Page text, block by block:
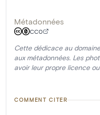
Métadonnées
CC0
Cette dédicace au
aux métadonnées. Les
avoir leur propre licence
COMMENT CITER